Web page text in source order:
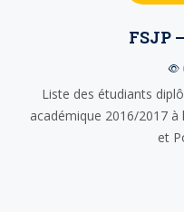
FSJP
Liste des étudiants
académique 2016/2017 à
et